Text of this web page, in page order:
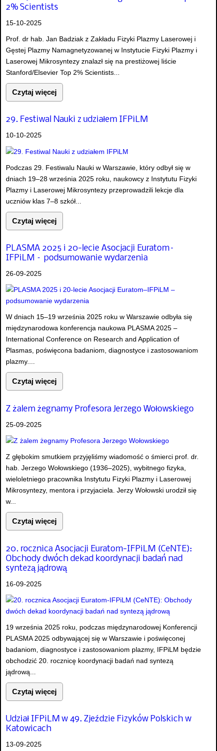
2% Scientists
15-10-2025
Prof. dr hab. Jan Badziak z Zakładu Fizyki Plazmy Laserowej i
Gęstej Plazmy Namagnetyzowanej w Instytucie Fizyki Plazmy i
Laserowej Mikrosyntezy znalazł się na prestiżowej liście
Stanford/Elsevier Top 2% Scientists...
Czytaj więcej
29. Festiwal Nauki z udziałem IFPiLM
10-10-2025
Podczas 29. Festiwalu Nauki w Warszawie, który odbył się w
dniach 19–28 września 2025 roku, naukowcy z Instytutu Fizyki
Plazmy i Laserowej Mikrosyntezy przeprowadzili lekcje dla
uczniów klas 7–8 szkół...
Czytaj więcej
PLASMA 2025 i 20-lecie Asocjacji Euratom–
IFPiLM – podsumowanie wydarzenia
26-09-2025
W dniach 15–19 września 2025 roku w Warszawie odbyła się
międzynarodowa konferencja naukowa PLASMA 2025 –
International Conference on Research and Application of
Plasmas, poświęcona badaniom, diagnostyce i zastosowaniom
plazmy....
Czytaj więcej
Z żalem żegnamy Profesora Jerzego Wołowskiego
25-09-2025
Z głębokim smutkiem przyjęliśmy wiadomość o śmierci prof. dr.
hab. Jerzego Wołowskiego (1936–2025), wybitnego fizyka,
wieloletniego pracownika Instytutu Fizyki Plazmy i Laserowej
Mikrosyntezy, mentora i przyjaciela. Jerzy Wołowski urodził się
w...
Czytaj więcej
20. rocznica Asocjacji Euratom-IFPiLM (CeNTE):
Obchody dwóch dekad koordynacji badań nad
syntezą jądrową
16-09-2025
19 września 2025 roku, podczas międzynarodowej Konferencji
PLASMA 2025 odbywającej się w Warszawie i poświęconej
badaniom, diagnostyce i zastosowaniom plazmy, IFPiLM będzie
obchodzić 20. rocznicę koordynacji badań nad syntezą
jądrową...
Czytaj więcej
Udział IFPiLM w 49. Zjeździe Fizyków Polskich w
Katowicach
13-09-2025